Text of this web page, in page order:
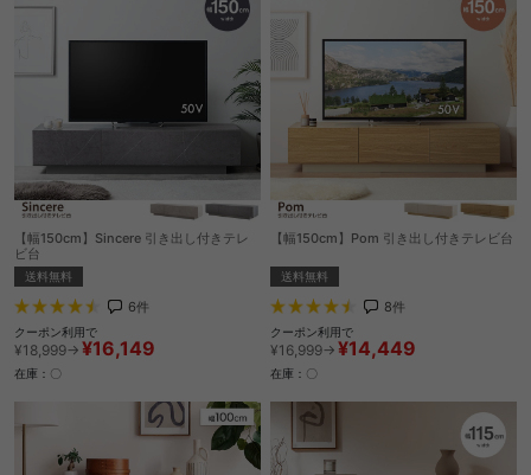
【幅150cm】Sincere 引き出し付きテレ
ビ台
送料無料
6件
クーポン利用で
¥18,999→ ¥16,149
在庫：〇
【幅150cm】Pom 引き出し付きテレビ台
送料無料
8件
クーポン利用で
¥16,999→ ¥14,449
在庫：〇